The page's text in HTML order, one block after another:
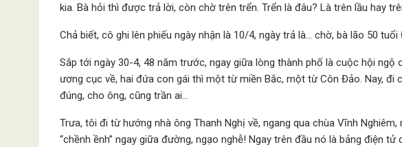
kia. Bà hỏi thì được trả lời, còn chờ trên trển. Trển là đâu? Là trên lầu hay
Chả biết, cô ghi lên phiếu ngày nhận là 10/4, ngày trả là… chờ, bà lão 50
Sắp tới ngày 30-4, 48 năm trước, ngay giữa lòng thành phố là cuộc hội ngộ
ương cục về, hai đứa con gái thì một từ miền Bắc, một từ Côn Đảo. Nay, đi
đúng, cho ông, cũng trần ai…
Trưa, tôi đi từ hướng nhà ông Thanh Nghị về, ngang qua chùa Vĩnh
“chềnh ềnh” ngay giữa đường, ngạo nghễ! Ngay trên đầu nó là bảng điện